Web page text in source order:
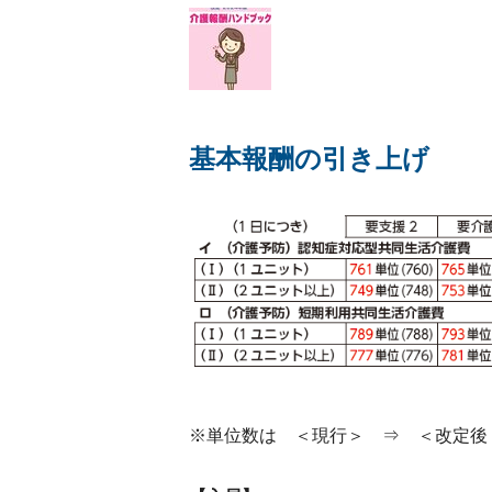
基本報酬の引き上げ
※単位数は ＜現行＞ ⇒ ＜改定後